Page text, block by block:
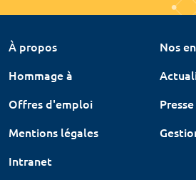
À propos
Nos
Hommage à
Offres d'emploi
Presse
Mentions légales
Intranet